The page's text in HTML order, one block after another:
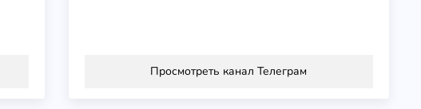
Просмотреть канал Телеграм